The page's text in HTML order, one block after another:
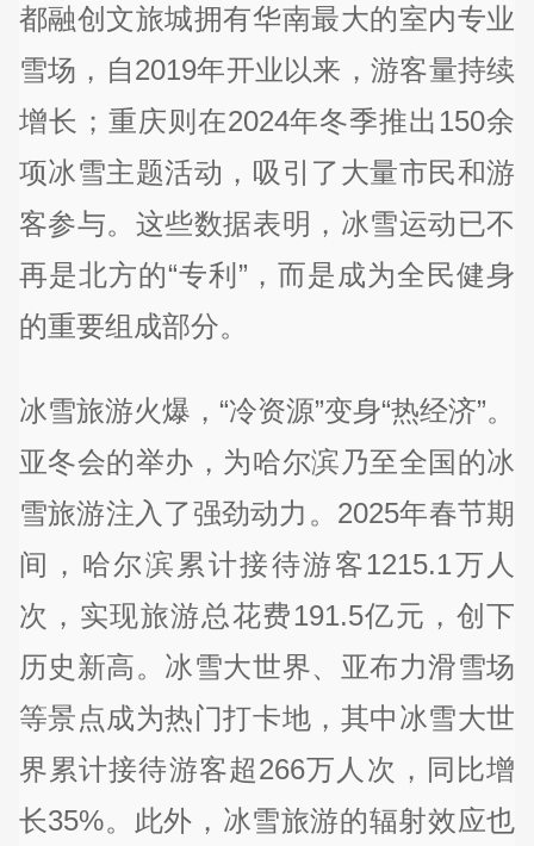
都融创文旅城拥有华南最大的室内专业
雪场，自2019年开业以来，游客量持续
增长；重庆则在2024年冬季推出150余
项冰雪主题活动，吸引了大量市民和游
客参与。这些数据表明，冰雪运动已不
再是北方的“专利”，而是成为全民健身
的重要组成部分。
冰雪旅游火爆，“冷资源”变身“热经济”。
亚冬会的举办，为哈尔滨乃至全国的冰
雪旅游注入了强劲动力。2025年春节期
间，哈尔滨累计接待游客1215.1万人
次，实现旅游总花费191.5亿元，创下
历史新高。冰雪大世界、亚布力滑雪场
等景点成为热门打卡地，其中冰雪大世
界累计接待游客超266万人次，同比增
长35%。此外，冰雪旅游的辐射效应也